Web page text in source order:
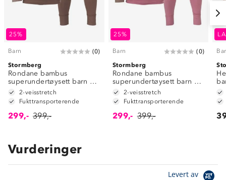
25%
Barn (0)
Stormberg
Rondane bambus
superundertøysett barn 1-
7
2-veisstretch
Fukttransporterende
299,- 399,-
25%
Barn (0)
Stormberg
Rondane bambus
superundertøysett barn 1-
7
2-veisstretch
Fukttransporterende
299,- 399,-
Vurderinger
Levert av